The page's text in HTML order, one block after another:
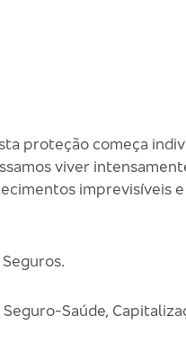
proteção começa
viver
imprevisíveis
Saúde,